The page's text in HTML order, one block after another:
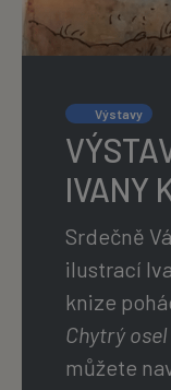
Výstavy
IVANY
Srdečně
ilustrací
knize
Chytrý
můžete